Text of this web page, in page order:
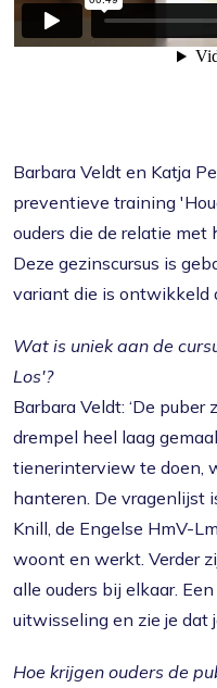
Barbara Veldt en Katja
preventieve training
ouders die de relatie
Deze gezinscursus is
variant die is ontwikkeld
Wat is uniek aan de
Los'?
Barbara Veldt: ‘De
drempel heel laag
tienerinterview te doen,
hanteren. De vragenlijst
Knill, de Engelse HmV-
woont en werkt. Verder
alle ouders bij elkaar.
uitwisseling en zie je dat
Hoe krijgen ouders de